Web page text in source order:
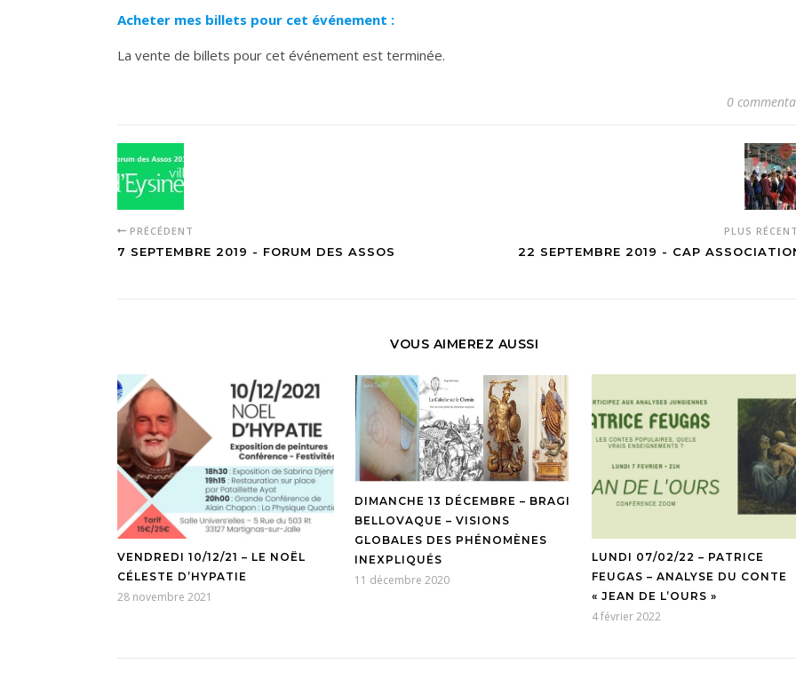
Acheter mes billets pour cet événement :
La vente de billets pour cet événement est terminée.
0
PRÉCÉDENT
7 SEPTEMBRE 2019 - FORUM DES ASSOS
PLUS
22 SEPTEMBRE 2019 - CAP
VOUS AIMEREZ AUSSI
VENDREDI 10/12/21 – LE NOËL
CÉLESTE D’HYPATIE
28 novembre 2021
DIMANCHE 13 DÉCEMBRE – BRAGI
BELLOVAQUE – VISIONS
GLOBALES DES PHÉNOMÈNES
INEXPLIQUÉS
11 décembre 2020
LUNDI 07/02/22 – PATRICE
FEUGAS – ANALYSE DU CONTE
« JEAN DE L’OURS »
4 février 2022